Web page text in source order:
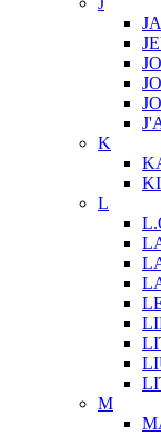
K
L
M